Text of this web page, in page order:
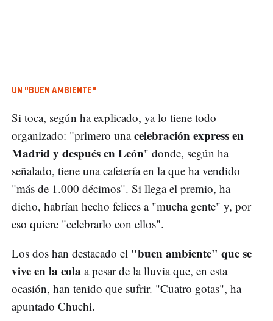
UN "BUEN AMBIENTE"
Si toca, según ha explicado, ya lo tiene todo
organizado: "primero unacelebración express en
Madrid y después en León" donde, según ha
señalado, tiene una cafetería en la que ha vendido
"más de 1.000 décimos". Si llega el premio, ha
dicho, habrían hecho felices a "mucha gente" y, por
eso quiere "celebrarlo con ellos".
Los dos han destacado el "buen ambiente" que se
vive en la cola a pesar de la lluvia que, en esta
ocasión, han tenido que sufrir. "Cuatro gotas", ha
apuntado Chuchi.